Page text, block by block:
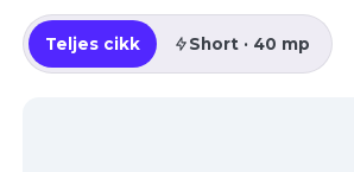
Teljes cikk Short · 40 mp